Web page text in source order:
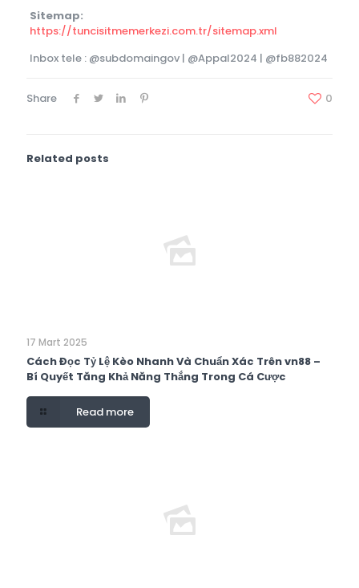
Sitemap:
https://tuncisitmemerkezi.com.tr/sitemap.xml
Inbox tele : @subdomaingov | @Appal2024 | @fb882024
Share 0
Related posts
17 Mart 2025
Cách Đọc Tỷ Lệ Kèo Nhanh Và Chuẩn Xác Trên vn88 –
Bí Quyết Tăng Khả Năng Thắng Trong Cá Cược
Read more